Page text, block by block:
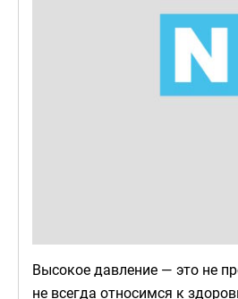
Высокое давление — это не
не всегда относимся к